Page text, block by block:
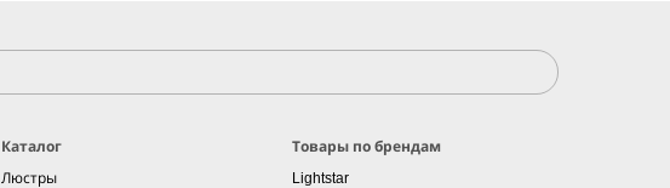
Каталог
Люстры
Товары по брендам
Lightstar